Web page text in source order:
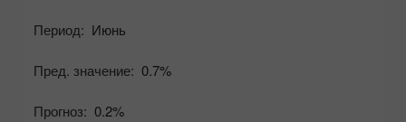
Период: Июнь
Пред. значение: 0.7%
Прогноз: 0.2%